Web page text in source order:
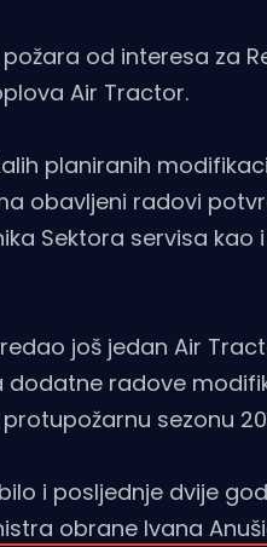
od interesa za
Air Tractor.
planiranih
obavljeni radovi
Sektora servisa kao
još jedan Air
dodatne radove
sezonu
i posljednje dvije
obrane Ivana